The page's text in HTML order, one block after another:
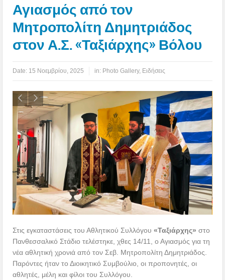
Αγιασμός από τον
Μητροπολίτη Δημητριάδος
στον Α.Σ. «Ταξιάρχης» Βόλου
Date: 15 Νοεμβρίου, 2025 in: Photo Gallery, Ειδήσεις
Στις εγκαταστάσεις του Αθλητικού Συλλόγου«Ταξιάρχης» στο
Πανθεσσαλικό Στάδιο τελέστηκε, χθες 14/11, ο Αγιασμός για τη
νέα αθλητική χρονιά από τον Σεβ. Μητροπολίτη Δημητριάδος.
Παρόντες ήταν το Διοικητικό Συμβούλιο, οι προπονητές, οι
αθλητές, μέλη και φίλοι του Συλλόγου.